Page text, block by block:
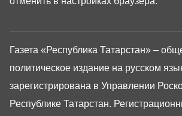
Газета «Республика Татарстан» –
политическое издание на русском
зарегистрирована в Управлении
Республике Татарстан.